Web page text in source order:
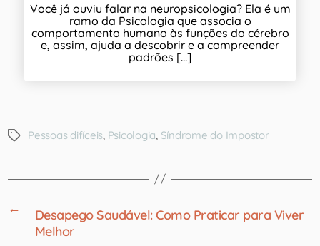
Você já ouviu falar na neuropsicologia? Ela é um
ramo da Psicologia que associa o
comportamento humano às funções do cérebro
e, assim, ajuda a descobrir e a compreender
padrões [...]
Pessoas difíceis Psicologia Síndrome do Impostor
←
Desapego Saudável: Como Praticar para Viver
Melhor